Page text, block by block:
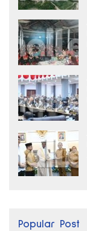
Popular Post